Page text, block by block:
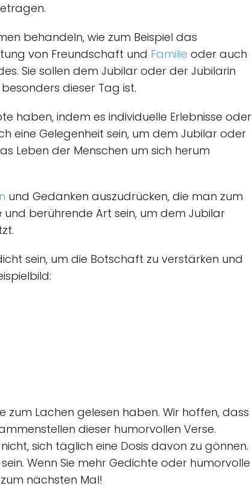
behandeln, wie zum Beispiel das
von Freundschaft und Familie oder auch
Sie sollen dem Jubilar oder der Jubilarin
dieser Tag ist.
haben, indem es individuelle Erlebnisse oder
eine Gelegenheit sein, um dem Jubilar oder
Leben der Menschen um sich herum
und Gedanken auszudrücken, die man zum
berührende Art sein, um dem Jubilar
sein, um die Botschaft zu verstärken und
zum Lachen gelesen haben. Wir hoffen, dass
dieser humorvollen Verse.
sich täglich eine Dosis davon zu gönnen.
Wenn Sie mehr Gedichte oder humorvolle
nächsten Mal!